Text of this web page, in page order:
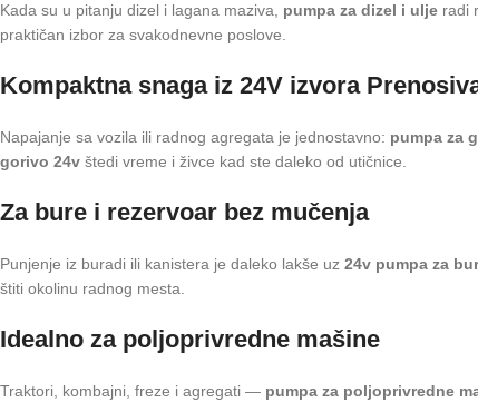
Kada su u pitanju dizel i lagana maziva, pumpa za dizel i ulje radi
praktičan izbor za svakodnevne poslove.
Kompaktna snaga iz 24V izvora
Napajanje sa vozila ili radnog agregata je jednostavno: pumpa za
gorivo 24v štedi vreme i živce kad ste daleko od utičnice.
Za bure i rezervoar bez mučenja
Punjenje iz buradi ili kanistera je daleko lakše uz 24v pumpa za
štiti okolinu radnog mesta.
Idealno za poljoprivredne mašine
Traktori, kombajni, freze i agregati — pumpa za poljoprivredne